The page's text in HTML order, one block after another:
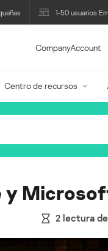
1-50 usuarios
CompanyAccount
Centro de recursos
y
2 lectura